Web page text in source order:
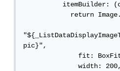
          itemBuilder: (context, index) {
            return Image.network(
pic}",
              fit: BoxFit.cover,
              width: 200,